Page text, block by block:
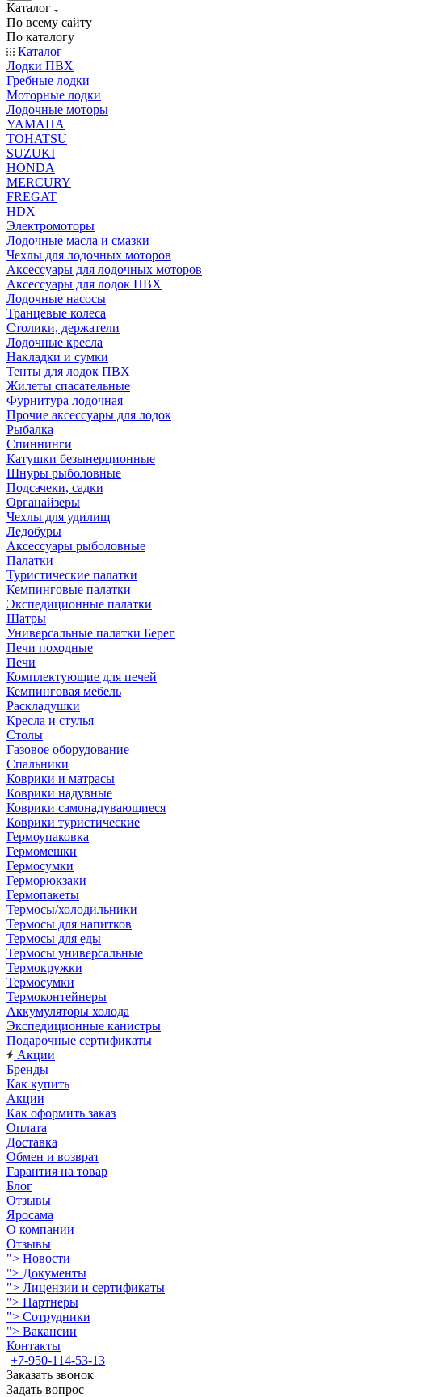
Каталог
По всему сайту
По каталогу
Каталог
Лодки ПВХ
Гребные лодки
Моторные лодки
Лодочные моторы
YAMAHA
TOHATSU
SUZUKI
HONDA
MERCURY
FREGAT
HDX
Электромоторы
Лодочные масла и смазки
Чехлы для лодочных моторов
Аксессуары для лодочных моторов
Аксессуары для лодок ПВХ
Лодочные насосы
Транцевые колеса
Столики, держатели
Лодочные кресла
Накладки и сумки
Тенты для лодок ПВХ
Жилеты спасательные
Фурнитура лодочная
Прочие аксессуары для лодок
Рыбалка
Спиннинги
Катушки безынерционные
Шнуры рыболовные
Подсачеки, садки
Органайзеры
Чехлы для удилищ
Ледобуры
Аксессуары рыболовные
Палатки
Туристические палатки
Кемпинговые палатки
Экспедиционные палатки
Шатры
Универсальные палатки Берег
Печи походные
Печи
Комплектующие для печей
Кемпинговая мебель
Раскладушки
Кресла и стулья
Столы
Газовое оборудование
Спальники
Коврики и матрасы
Коврики надувные
Коврики самонадувающиеся
Коврики туристические
Гермоупаковка
Гермомешки
Гермосумки
Герморюкзаки
Гермопакеты
Термосы/холодильники
Термосы для напитков
Термосы для еды
Термосы универсальные
Термокружки
Термосумки
Термоконтейнеры
Аккумуляторы холода
Экспедиционные канистры
Подарочные сертификаты
Акции
Бренды
Как купить
Акции
Как оформить заказ
Оплата
Доставка
Обмен и возврат
Гарантия на товар
Блог
Отзывы
Яросама
О компании
Отзывы
"> Новости
"> Документы
"> Лицензии и сертификаты
"> Партнеры
"> Сотрудники
"> Вакансии
Контакты
+7-950-114-53-13
Заказать звонок
Задать вопрос